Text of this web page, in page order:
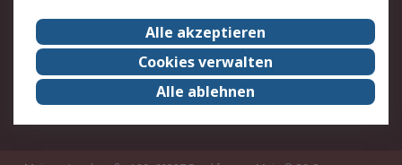
RS weltweit
Karriere bei RS
Nachhaltigkeit
Qualität/Umwelt/ZertifikatePresse-Center
Event-Center
Alle akzeptieren
Cookies verwalten
Alle ablehnen